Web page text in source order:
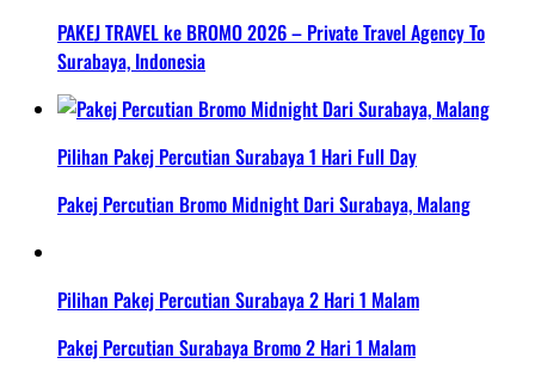
PAKEJ TRAVEL ke BROMO 2026 – Private Travel Agency To
Surabaya, Indonesia
Pilihan Pakej Percutian Surabaya 1 Hari Full Day
Pakej Percutian Bromo Midnight Dari Surabaya, Malang
Pilihan Pakej Percutian Surabaya 2 Hari 1 Malam
Pakej Percutian Surabaya Bromo 2 Hari 1 Malam